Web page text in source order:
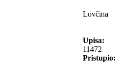
Lovčina
Upisa:
11472
Pristupio: